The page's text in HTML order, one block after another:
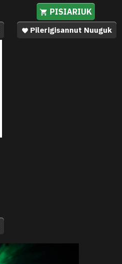
PISIARIUK
Pilerigisannut Nuuguk